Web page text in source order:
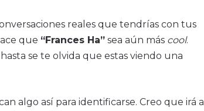
reales que tendrías con tus
que “Frances Ha” sea aún más cool.
se te olvida que estas viendo una
algo así para identificarse. Creo que irá a